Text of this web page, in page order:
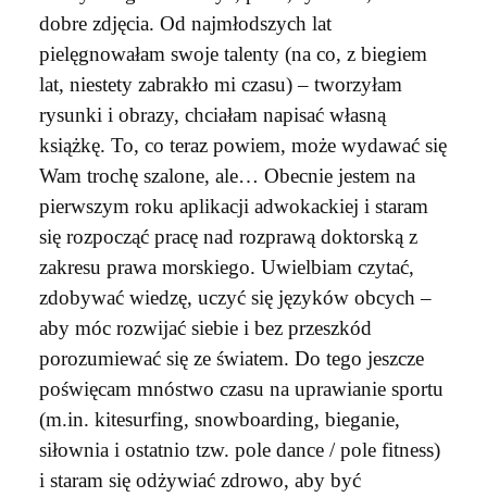
dobre zdjęcia. Od najmłodszych lat
pielęgnowałam swoje talenty (na co, z biegiem
lat, niestety zabrakło mi czasu) – tworzyłam
rysunki i obrazy, chciałam napisać własną
książkę. To, co teraz powiem, może wydawać się
Wam trochę szalone, ale… Obecnie jestem na
pierwszym roku aplikacji adwokackiej i staram
się rozpocząć pracę nad rozprawą doktorską z
zakresu prawa morskiego. Uwielbiam czytać,
zdobywać wiedzę, uczyć się języków obcych –
aby móc rozwijać siebie i bez przeszkód
porozumiewać się ze światem. Do tego jeszcze
poświęcam mnóstwo czasu na uprawianie sportu
(m.in. kitesurfing, snowboarding, bieganie,
siłownia i ostatnio tzw. pole dance / pole fitness)
i staram się odżywiać zdrowo, aby być